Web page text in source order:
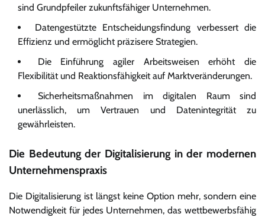
sind Grundpfeiler zukunftsfähiger Unternehmen.
Datengestützte Entscheidungsfindung verbessert die
Effizienz und ermöglicht präzisere Strategien.
Die Einführung agiler Arbeitsweisen erhöht die
Flexibilität und Reaktionsfähigkeit auf Marktveränderungen.
Sicherheitsmaßnahmen im digitalen Raum sind
unerlässlich, um Vertrauen und Datenintegrität zu
gewährleisten.
Die Bedeutung der Digitalisierung in der modernen
Unternehmenspraxis
Die Digitalisierung ist längst keine Option mehr, sondern eine
Notwendigkeit für jedes Unternehmen, das wettbewerbsfähig